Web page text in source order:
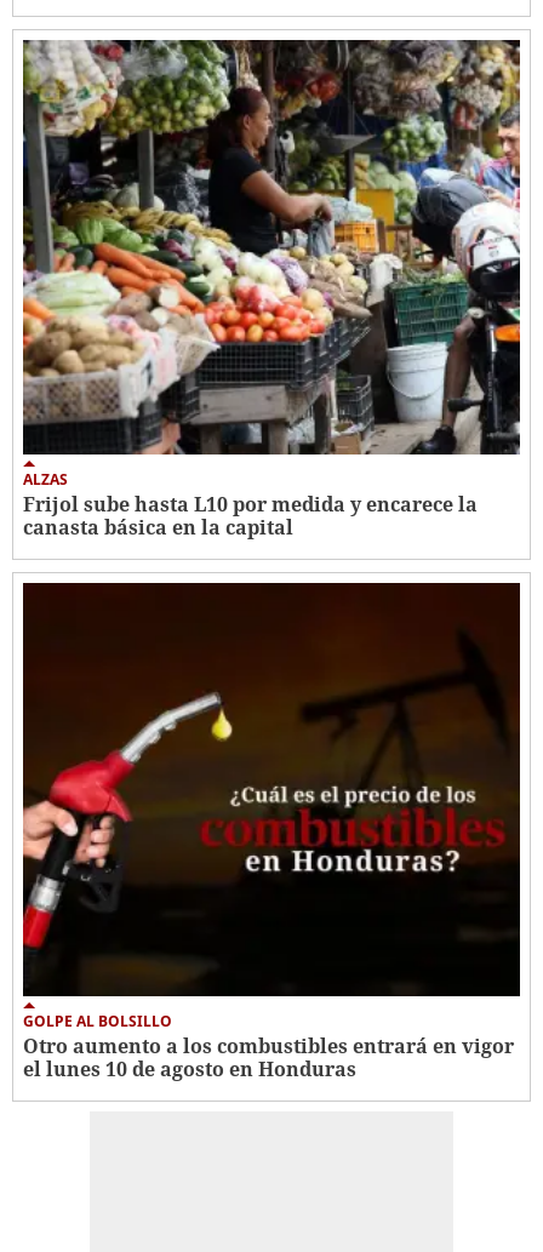
ALZAS
Frijol sube hasta L10 por medida y encarece la
canasta básica en la capital
GOLPE AL BOLSILLO
Otro aumento a los combustibles entrará en vigor
el lunes 10 de agosto en Honduras